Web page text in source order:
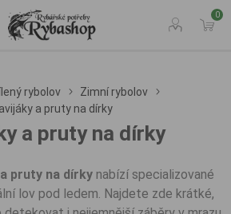
0
rybolov
Zimní rybolov
a pruty na dírky
a pruty na dírky
pruty na dírkynabízí specializované
lov pod ledem. Najdete zde krátké,